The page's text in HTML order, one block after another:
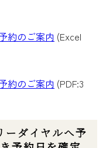
約のご案内 (Excel
約のご案内 (PDF:3
ーダイヤルへ予